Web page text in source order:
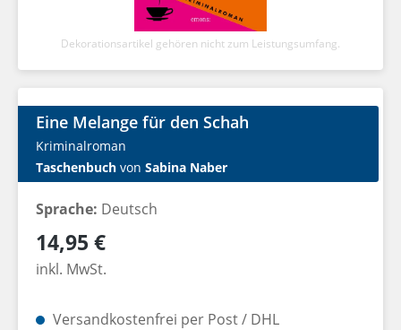
Dekorationsartikel gehören nicht zum Leistungsumfang.
Eine Melange für den Schah
Kriminalroman
Taschenbuch von Sabina Naber
Sprache: Deutsch
Regulärer Preis:
14,95 €
inkl. MwSt.
Versandkostenfrei per Post / DHL